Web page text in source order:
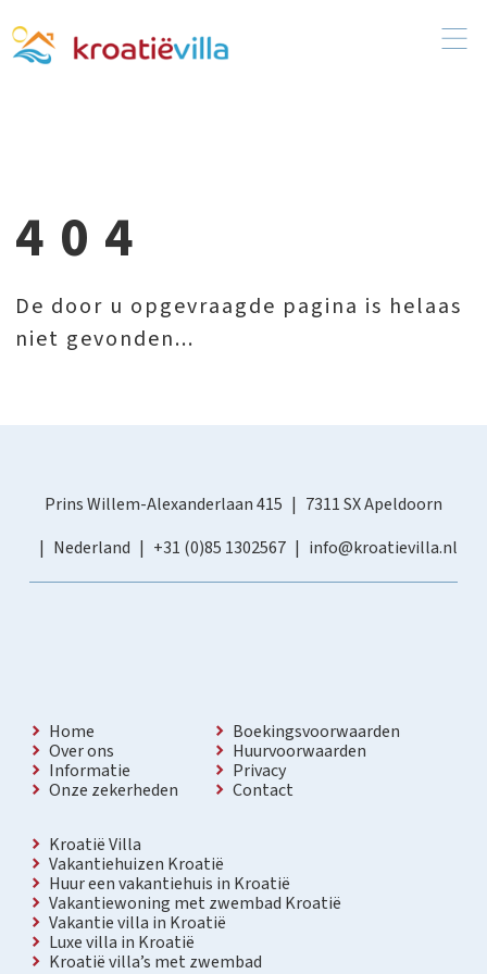
404
De door u opgevraagde pagina is helaas
niet gevonden...
Prins Willem-Alexanderlaan 415
7311 SX Apeldoorn
Nederland
+31 (0)85 1302567 info@kroatievilla.nl
Home
Over ons
Informatie
Onze zekerheden
Boekingsvoorwaarden
Huurvoorwaarden
Privacy
Contact
Kroatië Villa
Vakantiehuizen Kroatië
Huur een vakantiehuis in Kroatië
Vakantiewoning met zwembad Kroatië
Vakantie villa in Kroatië
Luxe villa in Kroatië
Kroatië villa’s met zwembad